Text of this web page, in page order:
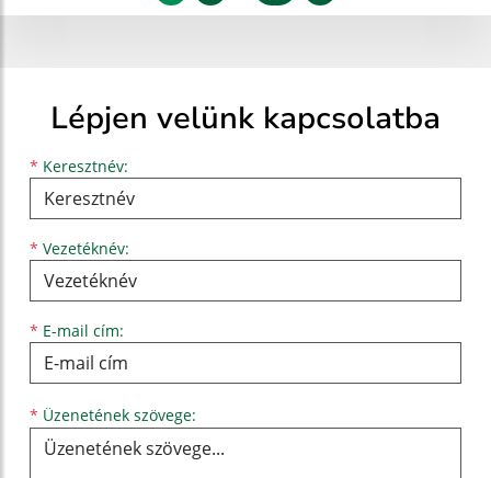
Lépjen velünk kapcsolatba
* Keresztnév:
Keresztnév
* Vezetéknév:
Vezetéknév
* E-mail cím:
E-mail cím
* Üzenetének szövege: